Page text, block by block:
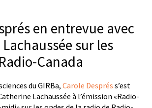
en entrevue avec
sur les
Canada
du GIRBa, Carole Després s’est
Lachaussée à l’émission «Radio-